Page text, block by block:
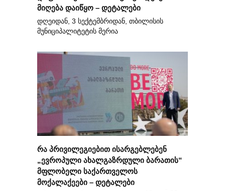
მიღება დაიწყო – დეტალები
დღეიდან, 3 სექტემბრიდან, თბილისის
მუნიციპალიტეტის მერია
რა პრივილეგიებით ისარგებლებენ
„ევროპული ახალგაზრდული ბარათის“
მფლობელი საქართველოს
მოქალაქეები – დეტალები